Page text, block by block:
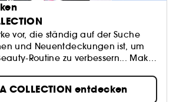
vor, die ständig auf der Suche
und Neuentdeckungen ist, um
Routine zu verbessern... Make-
und Hautpflegeprodukte:
bietet eine Fülle von
COLLECTION entdecken